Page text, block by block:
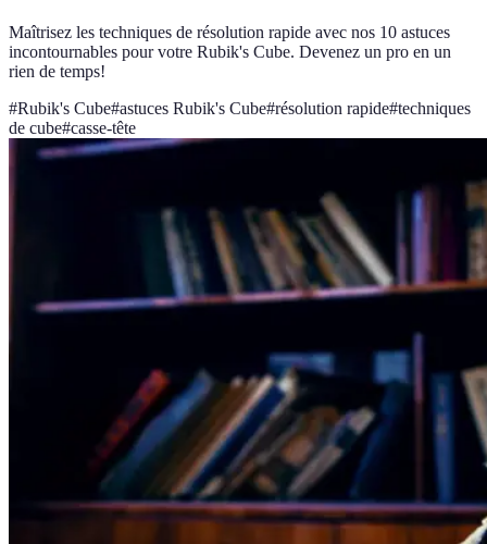
Maîtrisez les techniques de résolution rapide avec nos 10 astuces
incontournables pour votre Rubik's Cube. Devenez un pro en un
rien de temps!
#Rubik's Cube#astuces Rubik's Cube#résolution rapide#techniques
de cube#casse-tête